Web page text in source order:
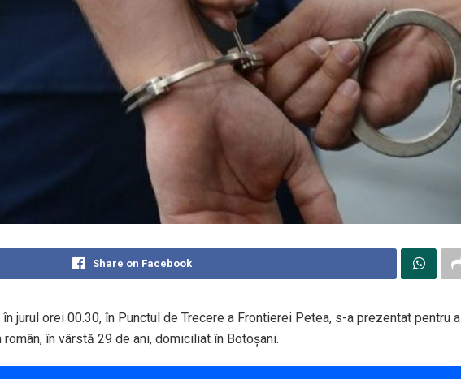
Share on Facebook
jurul orei 00.30, în Punctul de Trecere a Frontierei Petea, s-a prezentat pentru a
în vârstă 29 de ani, domiciliat în Botoșani.